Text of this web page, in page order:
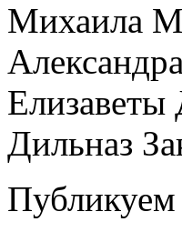
Михаила
Дильназ
Публикуем